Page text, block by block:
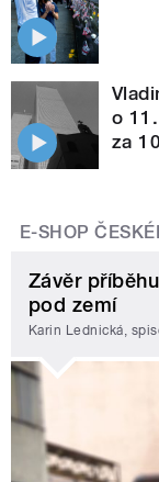
o
za
E-SHOP
Závěr
pod zemí
Karin Lednická,